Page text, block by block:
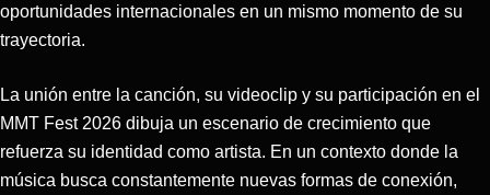
oportunidades internacionales en un mismo momento de su
trayectoria.
La unión entre la canción, su videoclip y su participación en el
MMT Fest 2026 dibuja un escenario de crecimiento que
refuerza su identidad como artista. En un contexto donde la
música busca constantemente nuevas formas de conexión,